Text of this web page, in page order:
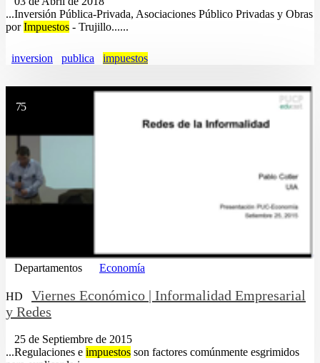
...Inversión Pública-Privada, Asociaciones Público Privadas y Obras
porImpuestos - Trujillo......
inversion publica impuestos
75
Departamentos Economía
HD
Viernes Económico | Informalidad Empresarial
y Redes
25 de Septiembre de 2015
...Regulaciones e impuestos son factores comúnmente esgrimidos